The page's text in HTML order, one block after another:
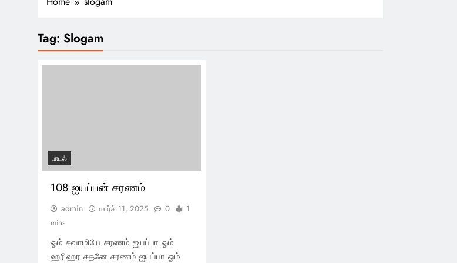
Tag: Slogam
பாடல்
108 ஐயப்பன் சரணம்
admin மார்ச் 11, 2025 0
1
mins
ஓம் சுவாமியே சரணம் ஐயப்பா ஓம்
ஹரிஹர சுதனே சரணம் ஐயப்பா ஓம்